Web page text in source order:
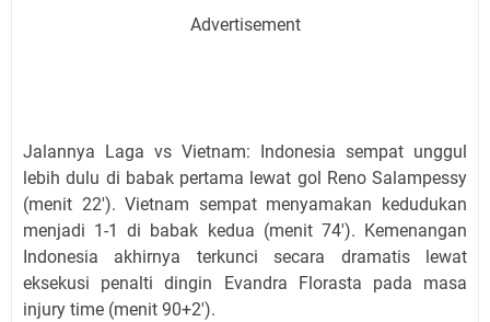
Advertisement
Jalannya Laga vs Vietnam: Indonesia sempat unggul
lebih dulu di babak pertama lewat gol Reno Salampessy
(menit 22'). Vietnam sempat menyamakan kedudukan
menjadi 1-1 di babak kedua (menit 74'). Kemenangan
Indonesia akhirnya terkunci secara dramatis lewat
eksekusi penalti dingin Evandra Florasta pada masa
injury time (menit 90+2').